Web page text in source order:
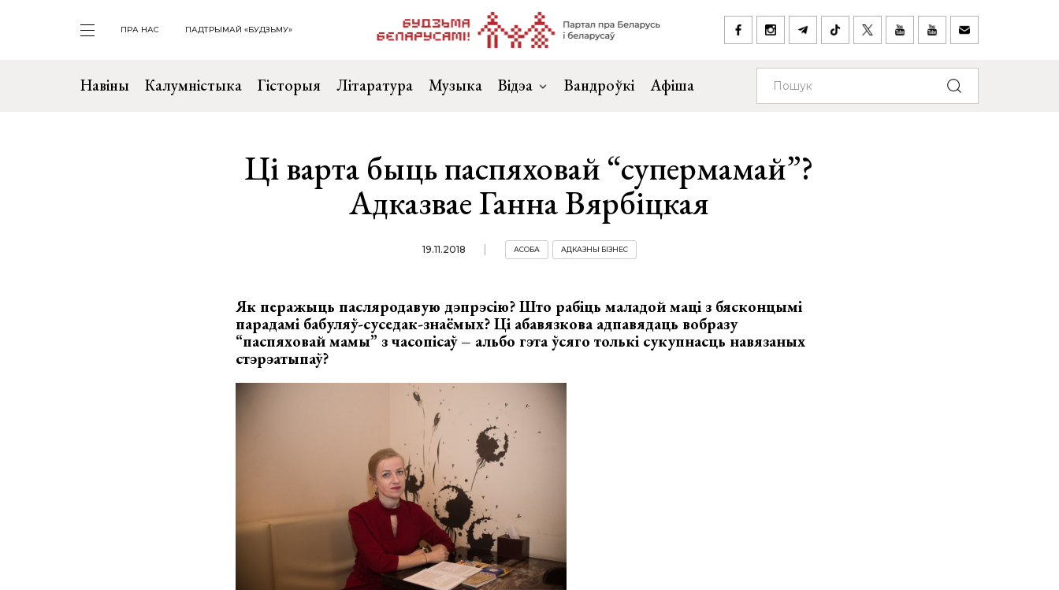
ПРА НАС ПАДТРЫМАЙ «БУДЗЬМУ»
Навіны Калумністыка Гісторыя Літаратура Музыка Відэа Вандроўкі Афіша
Ці варта быць паспяховай “супермамай”?
Адказвае Ганна Вярбіцкая
19.11.2018 АСОБА АДКАЗНЫ БІЗНЕС
Як перажыць пасляродавую дэпрэсію? Што рабіць маладой маці з бясконцымі
парадамі бабуляў-суседак-знаёмых? Ці абавязкова адпавядаць вобразу
“паспяховай мамы” з часопісаў – альбо гэта ўсяго толькі сукупнасць навязаных
стэрэатыпаў?